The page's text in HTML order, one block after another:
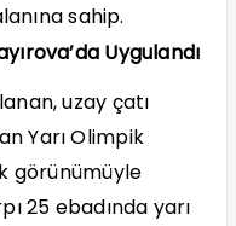
sahip.
Uygulandı
uzay çatı
Yarı Olimpik
görünümüyle
25 ebadında yarı